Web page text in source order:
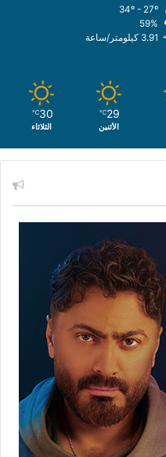
59%
3.91 كيلومتر/ساعة
29
℃
الأثنين
30
℃
الثلاثاء